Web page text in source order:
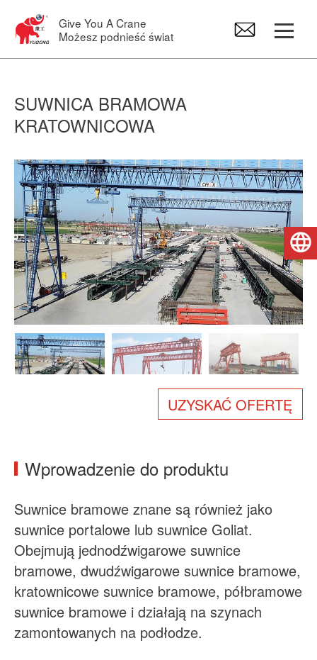
Give You A Crane
Możesz podnieść świat
Suwnica
Żurawie warsztatowe
Wciągnik elektryczny
Części zamienne do dźwigów
O nas
Wiadomości
Sprawa
FAQs
SUWNICA BRAMOWA
KRATOWNICOWA
UZYSKAĆ OFERTĘ
Wprowadzenie do produktu
Suwnice bramowe znane są również jako
suwnice portalowe lub suwnice Goliat.
Obejmują jednodźwigarowe suwnice
bramowe, dwudźwigarowe suwnice bramowe,
kratownicowe suwnice bramowe, półbramowe
suwnice bramowe i działają na szynach
zamontowanych na podłodze.
Polski